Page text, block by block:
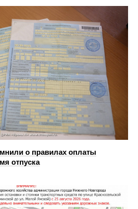
о правилах оплаты
отпуска